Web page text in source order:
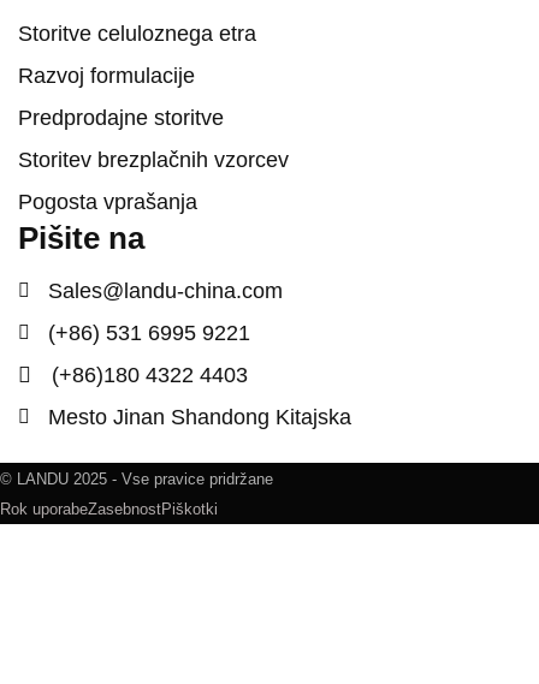
Storitve celuloznega etra
Razvoj formulacije
Predprodajne storitve
Storitev brezplačnih vzorcev
Pogosta vprašanja
Pišite na
Sales@landu-china.com
(+86) 531 6995 9221
(+86)180 4322 4403
Mesto Jinan Shandong Kitajska
© LANDU 2025 - Vse pravice pridržane
Rok uporabeZasebnostPiškotki